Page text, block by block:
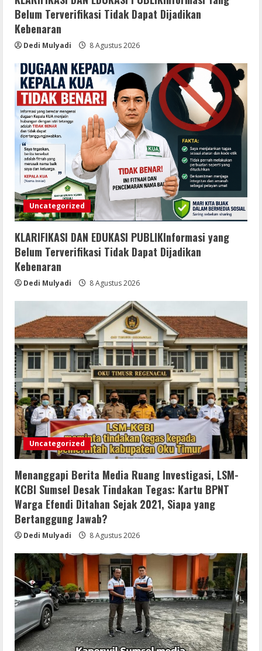
Rekonstruksi Jalan Ruas Sukakersa
Gunung Endut Kecamatan Parakan
Agung Jaya Abadi Hadirkan
Masyarakat
8 Agustus 2026
Belum Terverifikasi Tidak Dapat Dijadikan
Kebenaran
Dedi Mulyadi 8 Agustus 2026
Uncategorized
KLARIFIKASI DAN EDUKASI PUBLIKInformasi yang
Belum Terverifikasi Tidak Dapat Dijadikan
Kebenaran
Dedi Mulyadi 8 Agustus 2026
Uncategorized
Menanggapi Berita Media Ruang Investigasi, LSM-
KCBI Sumsel Desak Tindakan Tegas: Kartu BPNT
Warga Efendi Ditahan Sejak 2021, Siapa yang
Bertanggung Jawab?
Dedi Mulyadi 8 Agustus 2026